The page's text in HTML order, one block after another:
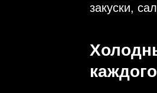
закуски,